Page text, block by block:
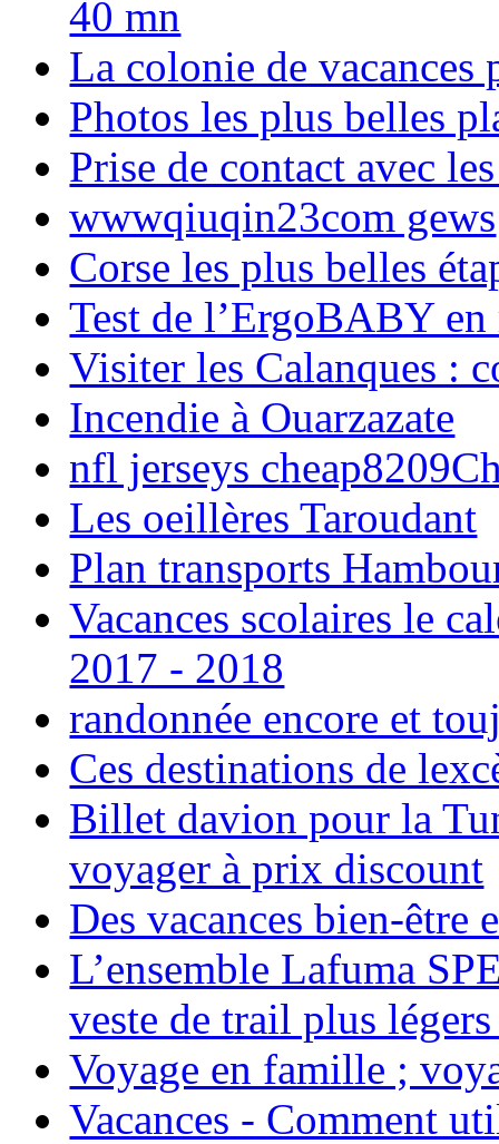
40 mn
La colonie de vacances
Photos les plus belles
Prise de contact avec
wwwqiuqin23com gews
Corse les plus belles
Test de l’ErgoBABY en
Visiter les Calanques :
Incendie à Ouarzazate
nfl jerseys
Les oeillères Taroudant
Plan transports
Vacances scolaires le
2017 - 2018
randonnée encore et
Ces destinations de
Billet davion pour la
voyager à prix discount
Des vacances bien-être
L’ensemble Lafuma
veste de trail plus
Voyage en famille ;
Vacances - Comment